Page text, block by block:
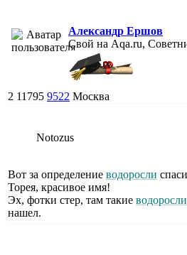
Александр Ершов
Свой на Aqa.ru,
2 11795 9522 Москва
Notozus
Вот за определение водоросли
Торея, красивое имя!
Эх, фотки стер, там такие водоросли
нашел.